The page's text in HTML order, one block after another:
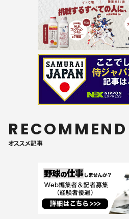
RECOMMEND
オススメ記事